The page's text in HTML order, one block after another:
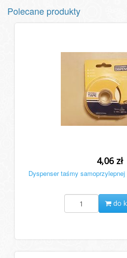
Polecane produkty
4,06 zł
Dyspenser taśmy
do